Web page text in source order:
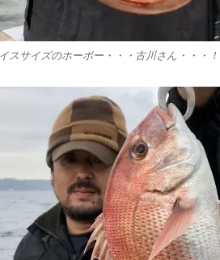
スサイズのホーボー・・・古川さん・・・！